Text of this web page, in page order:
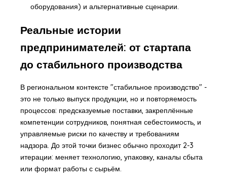
оборудования) и альтернативные сценарии.
Реальные истории
предпринимателей: от стартапа
до стабильного производства
В региональном контексте "стабильное производство" -
это не только выпуск продукции, но и повторяемость
процессов: предсказуемые поставки, закреплённые
компетенции сотрудников, понятная себестоимость, и
управляемые риски по качеству и требованиям
надзора. До этой точки бизнес обычно проходит 2-3
итерации: меняет технологию, упаковку, каналы сбыта
или формат работы с сырьём.